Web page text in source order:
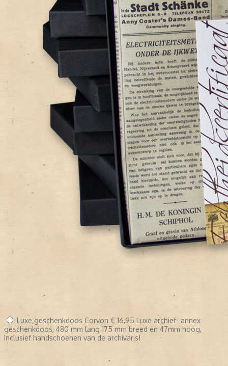
Luxe geschenkdoos Corvon € 16,95 Luxe archief- annex
geschenkdoos, 480 mm lang 175 mm breed en 47mm hoog,
Inclusief handschoenen van de archivaris!